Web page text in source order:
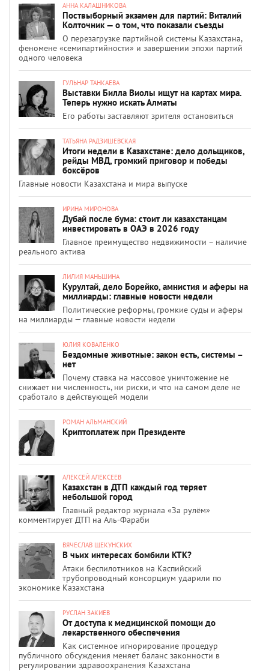
АННА КАЛАШНИКОВА
Поствыборный экзамен для партий: Виталий
Колточник — о том, что показали съезды
О перезагрузке партийной системы Казахстана,
феномене «семипартийности» и завершении эпохи партий
одного человека
ГУЛЬНАР ТАНКАЕВА
Выставки Билла Виолы ищут на картах мира.
Теперь нужно искать Алматы
Его работы заставляют зрителя остановиться
ТАТЬЯНА РАДЗИШЕВСКАЯ
Итоги недели в Казахстане: дело дольщиков,
рейды МВД, громкий приговор и победы
боксёров
Главные новости Казахстана и мира выпуске
ИРИНА МИРОНОВА
Дубай после бума: стоит ли казахстанцам
инвестировать в ОАЭ в 2026 году
Главное преимущество недвижимости – наличие
реального актива
ЛИЛИЯ МАНЬШИНА
Курултай, дело Борейко, амнистия и аферы на
миллиарды: главные новости недели
Политические реформы, громкие суды и аферы
на миллиарды — главные новости недели
ЮЛИЯ КОВАЛЕНКО
Бездомные животные: закон есть, системы –
нет
Почему ставка на массовое уничтожение не
снижает ни численность, ни риски, и что на самом деле не
сработало в действующей модели
РОМАН АЛЬМАНСКИЙ
Криптоплатеж при Президенте
АЛЕКСЕЙ АЛЕКСЕЕВ
Казахстан в ДТП каждый год теряет
небольшой город
Главный редактор журнала «За рулём»
комментирует ДТП на Аль-Фараби
ВЯЧЕСЛАВ ЩЕКУНСКИХ
В чьих интересах бомбили КТК?
Атаки беспилотников на Каспийский
трубопроводный консорциум ударили по
экономике Казахстана
РУСЛАН ЗАКИЕВ
От доступа к медицинской помощи до
лекарственного обеспечения
Как системное игнорирование процедур
публичного обсуждения меняет баланс законности в
регулировании здравоохранения Казахстана